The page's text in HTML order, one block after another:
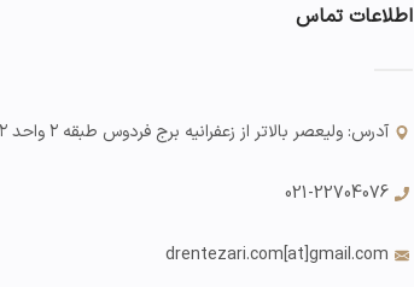
اطلاعات تماس
آدرس: ولیعصر بالاتر از زعفرانیه برج فردوس طبقه ۲ واحد ۱۲
021-22704076
drentezari.com[at]gmail.com